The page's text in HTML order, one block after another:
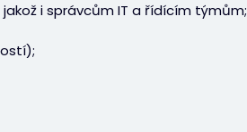
i správcům IT a řídícím týmům;